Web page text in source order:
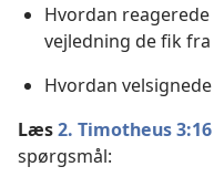
Hvordan
vejledning de fik
Hvordan
Læs2. Timotheus 3:16
spørgsmål: